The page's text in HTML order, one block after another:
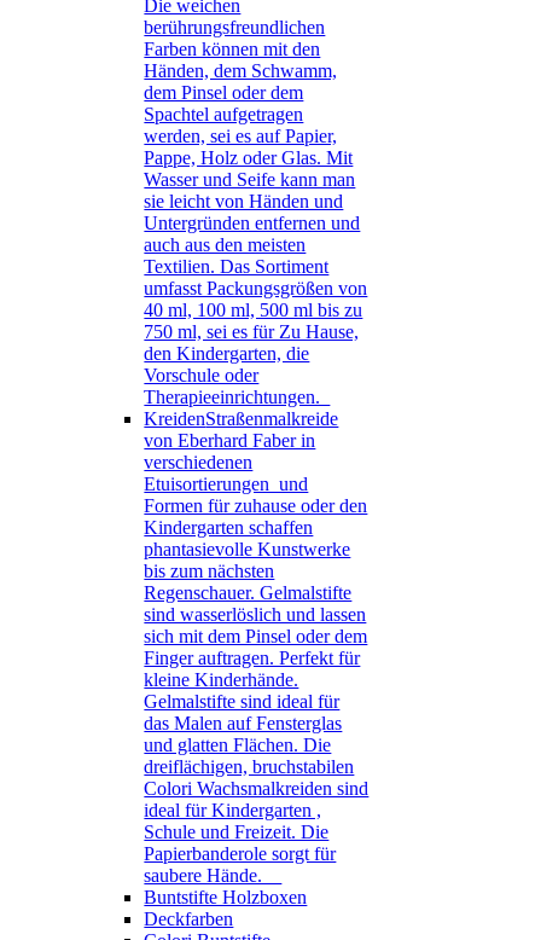
Die weichen
berührungsfreundlichen
Farben können mit den
Händen, dem Schwamm,
dem Pinsel oder dem
Spachtel aufgetragen
werden, sei es auf Papier,
Pappe, Holz oder Glas. Mit
Wasser und Seife kann man
sie leicht von Händen und
Untergründen entfernen und
auch aus den meisten
Textilien. Das Sortiment
umfasst Packungsgrößen von
40 ml, 100 ml, 500 ml bis zu
750 ml, sei es für Zu Hause,
den Kindergarten, die
Vorschule oder
Therapieeinrichtungen.
KreidenStraßenmalkreide
von Eberhard Faber in
verschiedenen
Etuisortierungen und
Formen für zuhause oder den
Kindergarten schaffen
phantasievolle Kunstwerke
bis zum nächsten
Regenschauer. Gelmalstifte
sind wasserlöslich und lassen
sich mit dem Pinsel oder dem
Finger auftragen. Perfekt für
kleine Kinderhände.
Gelmalstifte sind ideal für
das Malen auf Fensterglas
und glatten Flächen. Die
dreiflächigen, bruchstabilen
Colori Wachsmalkreiden sind
ideal für Kindergarten ,
Schule und Freizeit. Die
Papierbanderole sorgt für
saubere Hände.
Buntstifte Holzboxen
Deckfarben